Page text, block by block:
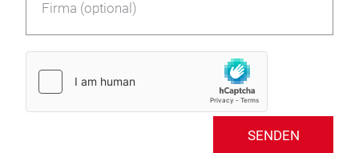
Firma (optional)
SENDEN